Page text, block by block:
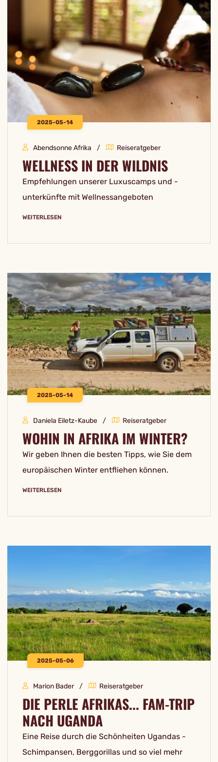
2025-05-14
Abendsonne Afrika Reiseratgeber
WELLNESS IN DER WILDNIS
Empfehlungen unserer Luxuscamps und -
unterkünfte mit Wellnessangeboten
WEITERLESEN
2025-05-14
Daniela Eiletz-Kaube Reiseratgeber
WOHIN IN AFRIKA IM WINTER?
Wir geben Ihnen die besten Tipps, wie Sie dem
europäischen Winter entfliehen können.
WEITERLESEN
2025-05-06
Marion Bader Reiseratgeber
DIE PERLE AFRIKAS... FAM-TRIP
NACH UGANDA
Eine Reise durch die Schönheiten Ugandas -
Schimpansen, Berggorillas und so viel mehr